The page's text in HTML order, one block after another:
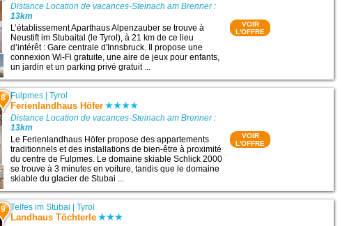
Distance Location de vacances-Steinach am Brenner :
13km
L’établissement Aparthaus Alpenzauber se trouve à
Neustift im Stubaital (le Tyrol), à 21 km de ce lieu
d’intérêt : Gare centrale d'Innsbruck. Il propose une
connexion Wi-Fi gratuite, une aire de jeux pour enfants,
un jardin et un parking privé gratuit ...
VOIR
L'OFFRE
8 Fulpmes |Tyrol
Ferienlandhaus Höfer
Distance Location de vacances-Steinach am Brenner :
13km
Le Ferienlandhaus Höfer propose des appartements
traditionnels et des installations de bien-être à proximité
du centre de Fulpmes. Le domaine skiable Schlick 2000
se trouve à 3 minutes en voiture, tandis que le domaine
skiable du glacier de Stubai ...
VOIR
L'OFFRE
9 Telfes im Stubai |Tyrol
Landhaus Töchterle